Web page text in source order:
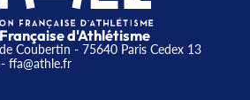
d'Athlétisme
Coubertin - 75640 Paris Cedex 13
ffa@athle.fr